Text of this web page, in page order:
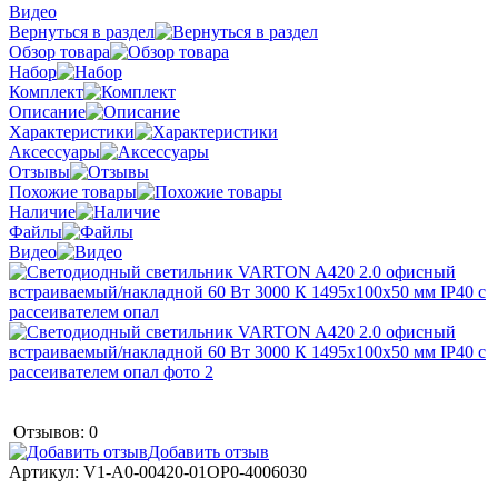
Видео
Вернуться в раздел
Обзор товара
Набор
Комплект
Описание
Характеристики
Аксессуары
Отзывы
Похожие товары
Наличие
Файлы
Видео
Отзывов: 0
Добавить отзыв
Артикул: V1-A0-00420-01OP0-4006030